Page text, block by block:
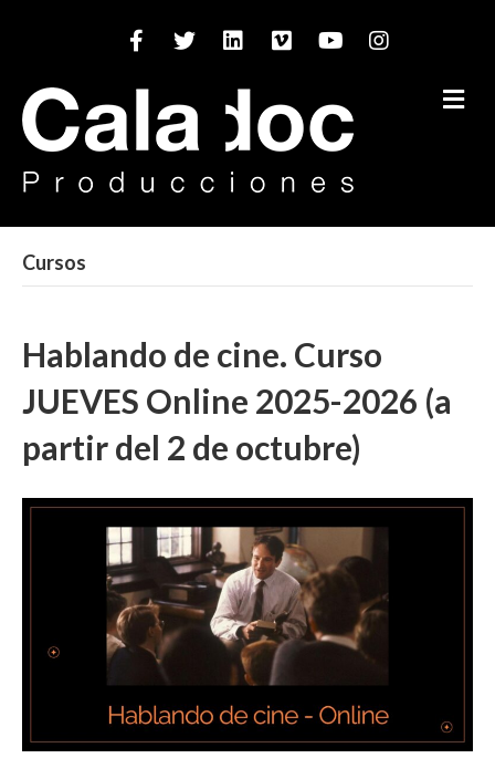
Facebook Twitter Linkedin Vimeo Youtube Instagram
Cursos
Hablando de cine. Curso
JUEVES Online 2025-2026 (a
partir del 2 de octubre)